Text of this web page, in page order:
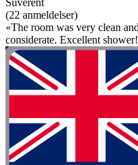
(22 anmeldelser)
«The room was very clean
considerate. Excellent